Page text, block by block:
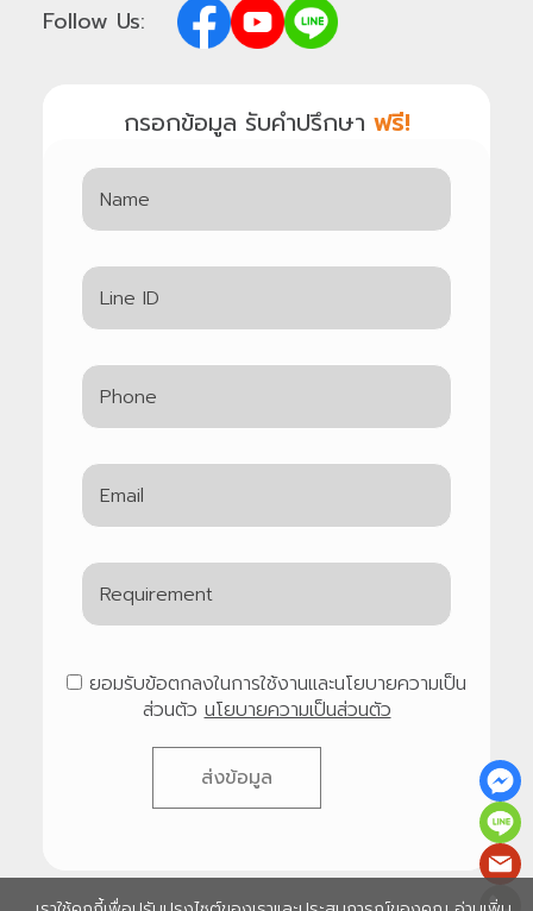
Follow Us:
กรอกข้อมูล รับคำปรึกษา ฟรี!
ยอมรับข้อตกลงในการใช้งานและนโยบายความเป็น
ส่วนตัว นโยบายความเป็นส่วนตัว
ส่งข้อมูล